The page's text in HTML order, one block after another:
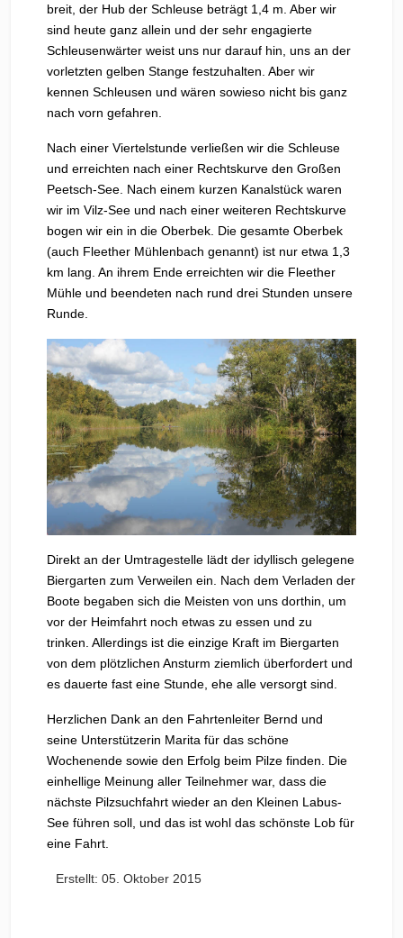
breit, der Hub der Schleuse beträgt 1,4 m. Aber wir
sind heute ganz allein und der sehr engagierte
Schleusenwärter weist uns nur darauf hin, uns an der
vorletzten gelben Stange festzuhalten. Aber wir
kennen Schleusen und wären sowieso nicht bis ganz
nach vorn gefahren.
Nach einer Viertelstunde verließen wir die Schleuse
und erreichten nach einer Rechtskurve den Großen
Peetsch-See. Nach einem kurzen Kanalstück waren
wir im Vilz-See und nach einer weiteren Rechtskurve
bogen wir ein in die Oberbek. Die gesamte Oberbek
(auch Fleether Mühlenbach genannt) ist nur etwa 1,3
km lang. An ihrem Ende erreichten wir die Fleether
Mühle und beendeten nach rund drei Stunden unsere
Runde.
Direkt an der Umtragestelle lädt der idyllisch gelegene
Biergarten zum Verweilen ein. Nach dem Verladen der
Boote begaben sich die Meisten von uns dorthin, um
vor der Heimfahrt noch etwas zu essen und zu
trinken. Allerdings ist die einzige Kraft im Biergarten
von dem plötzlichen Ansturm ziemlich überfordert und
es dauerte fast eine Stunde, ehe alle versorgt sind.
Herzlichen Dank an den Fahrtenleiter Bernd und
seine Unterstützerin Marita für das schöne
Wochenende sowie den Erfolg beim Pilze finden. Die
einhellige Meinung aller Teilnehmer war, dass die
nächste Pilzsuchfahrt wieder an den Kleinen Labus-
See führen soll, und das ist wohl das schönste Lob für
eine Fahrt.
Erstellt: 05. Oktober 2015